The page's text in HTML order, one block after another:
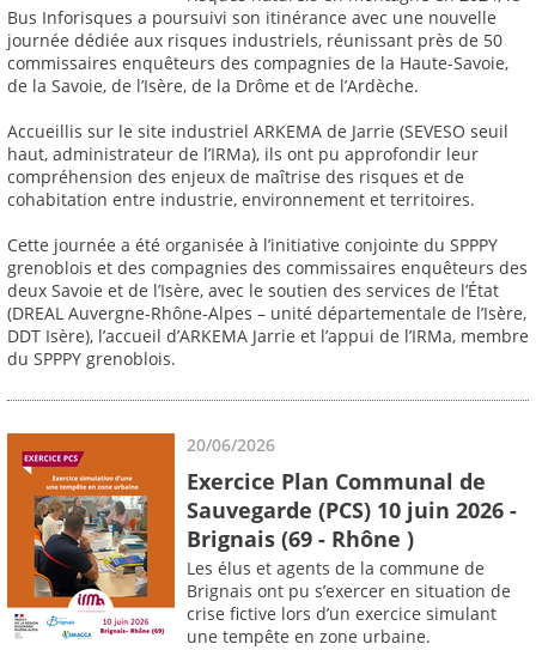
Bus Inforisques a poursuivi son itinérance avec une nouvelle
journée dédiée aux risques industriels, réunissant près de 50
commissaires enquêteurs des compagnies de la Haute-Savoie,
de la Savoie, de l’Isère, de la Drôme et de l’Ardèche.
Accueillis sur le site industriel ARKEMA de Jarrie (SEVESO seuil
haut, administrateur de l’IRMa), ils ont pu approfondir leur
compréhension des enjeux de maîtrise des risques et de
cohabitation entre industrie, environnement et territoires.
Cette journée a été organisée à l’initiative conjointe du SPPPY
grenoblois et des compagnies des commissaires enquêteurs des
deux Savoie et de l’Isère, avec le soutien des services de l’État
(DREAL Auvergne-Rhône-Alpes – unité départementale de l’Isère,
DDT Isère), l’accueil d’ARKEMA Jarrie et l’appui de l’IRMa, membre
du SPPPY grenoblois.
20/06/2026
Exercice Plan Communal de
Sauvegarde (PCS) 10 juin 2026 -
Brignais (69 - Rhône )
Les élus et agents de la commune de
Brignais ont pu s’exercer en situation de
crise fictive lors d’un exercice simulant
une tempête en zone urbaine.